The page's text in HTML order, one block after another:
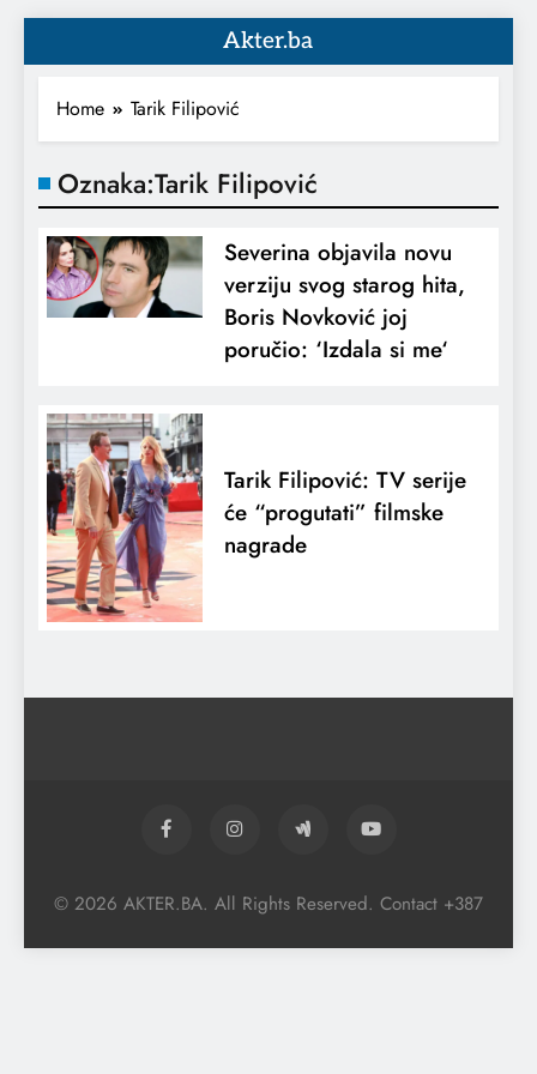
Akter.ba
Home Tarik Filipović
Oznaka:Tarik Filipović
Severina objavila novu
verziju svog starog hita,
Boris Novković joj
poručio: ‘Izdala si me‘
Tarik Filipović: TV serije
će “progutati” filmske
nagrade
© 2026 AKTER.BA. All Rights Reserved. Contact +387